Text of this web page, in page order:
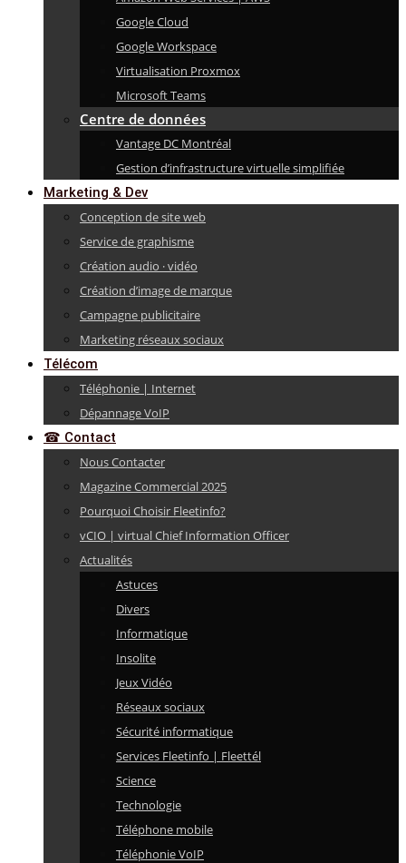
Google Cloud
Google Workspace
Virtualisation Proxmox
Microsoft Teams
Centre de données
Vantage DC Montréal
Gestion d’infrastructure virtuelle simplifiée
Marketing & Dev
Conception de site web
Service de graphisme
Création audio · vidéo
Création d’image de marque
Campagne publicitaire
Marketing réseaux sociaux
Télécom
Téléphonie | Internet
Dépannage VoIP
☎ Contact
Nous Contacter
Magazine Commercial 2025
Pourquoi Choisir Fleetinfo?
vCIO | virtual Chief Information Officer
Actualités
Astuces
Divers
Informatique
Insolite
Jeux Vidéo
Réseaux sociaux
Sécurité informatique
Services Fleetinfo | Fleettél
Science
Technologie
Téléphone mobile
Téléphonie VoIP